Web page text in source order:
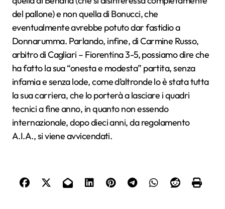
del pallone) e non quella di Bonucci, che
eventualmente avrebbe potuto dar fastidio a
Donnarumma. Parlando, infine, di Carmine Russo,
arbitro di Cagliari – Fiorentina 3-5, possiamo dire che
ha fatto la sua “onesta e modesta” partita, senza
infamia e senza lode, come d’altronde lo è stata tutta
la sua carriera, che lo porterà a lasciare i quadri
tecnici a fine anno, in quanto non essendo
internazionale, dopo dieci anni, da regolamento
A.I.A., si viene avvicendati.